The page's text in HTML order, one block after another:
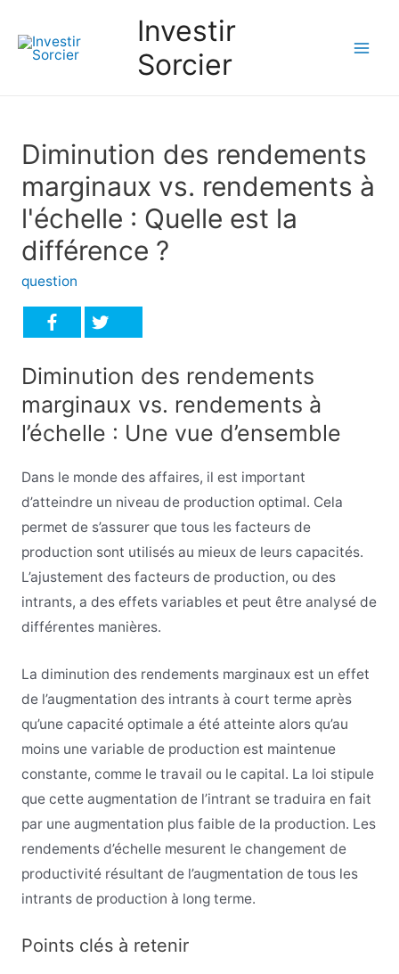
Investir
Sorcier
Diminution des rendements
marginaux vs. rendements à
l'échelle : Quelle est la
différence ?
question
Diminution des rendements
marginaux vs. rendements à
l’échelle : Une vue d’ensemble
Dans le monde des affaires, il est important
d’atteindre un niveau de production optimal. Cela
permet de s’assurer que tous les facteurs de
production sont utilisés au mieux de leurs capacités.
L’ajustement des facteurs de production, ou des
intrants, a des effets variables et peut être analysé de
différentes manières.
La diminution des rendements marginaux est un effet
de l’augmentation des intrants à court terme après
qu’une capacité optimale a été atteinte alors qu’au
moins une variable de production est maintenue
constante, comme le travail ou le capital. La loi stipule
que cette augmentation de l’intrant se traduira en fait
par une augmentation plus faible de la production. Les
rendements d’échelle mesurent le changement de
productivité résultant de l’augmentation de tous les
intrants de production à long terme.
Points clés à retenir